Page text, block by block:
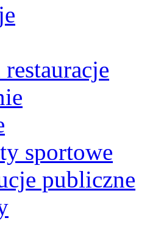
sportowe
publiczne